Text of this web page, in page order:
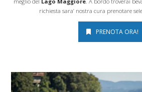
richiesta sara’ nostra cura prenotare
PRENOTA ORA!